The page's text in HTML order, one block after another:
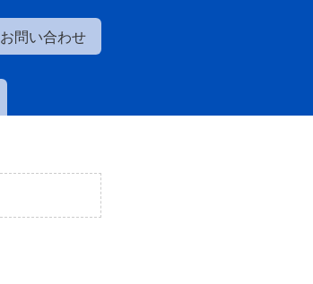
お問い合わせ